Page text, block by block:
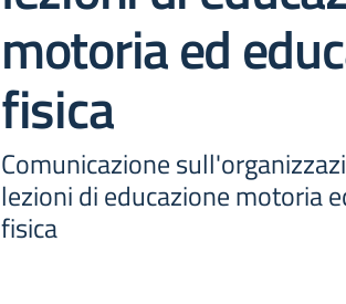
motoria ed
fisica
Comunicazione
lezioni di educazione motoria
fisica